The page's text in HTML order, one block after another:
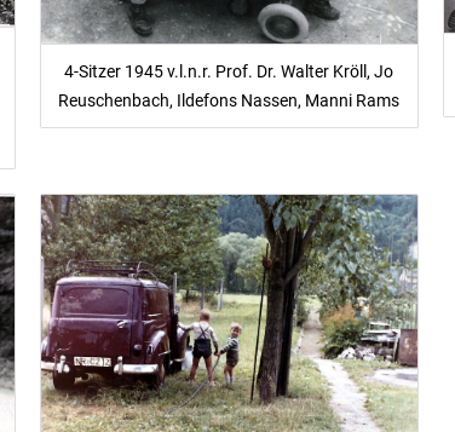
4-Sitzer 1945 v.l.n.r. Prof. Dr. Walter Kröll, Jo
Reuschenbach, Ildefons Nassen, Manni Rams